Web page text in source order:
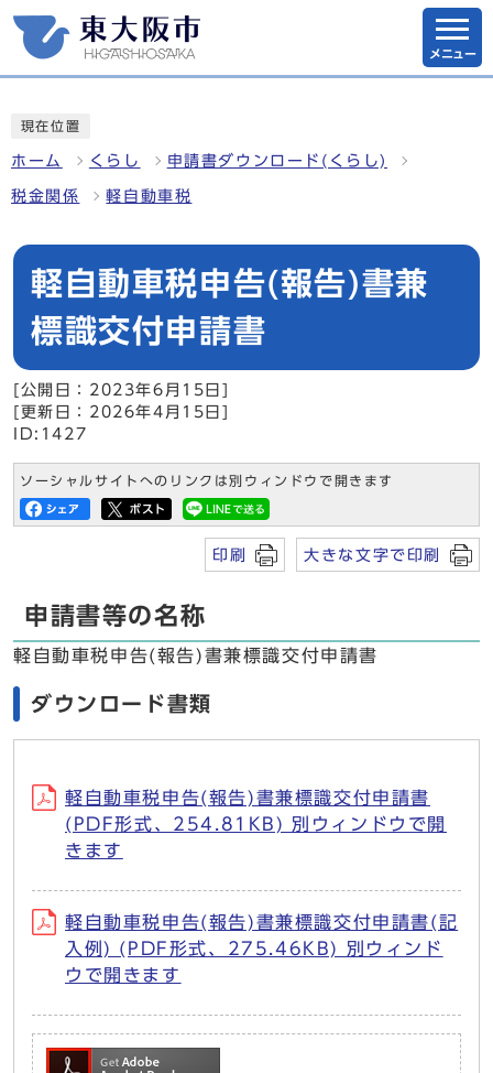
メニュー
現在位置
ホーム くらし 申請書ダウンロード(くらし)
税金関係 軽自動車税
軽自動車税申告(報告)書兼
標識交付申請書
[公開日：2023年6月15日]
[更新日：2026年4月15日]
ID:1427
ソーシャルサイトへのリンクは別ウィンドウで開きます
印刷 大きな文字で印刷
申請書等の名称
軽自動車税申告(報告)書兼標識交付申請書
ダウンロード書類
軽自動車税申告(報告)書兼標識交付申請書
(PDF形式、254.81KB) 別ウィンドウで開
きます
軽自動車税申告(報告)書兼標識交付申請書(記
入例) (PDF形式、275.46KB) 別ウィンド
ウで開きます